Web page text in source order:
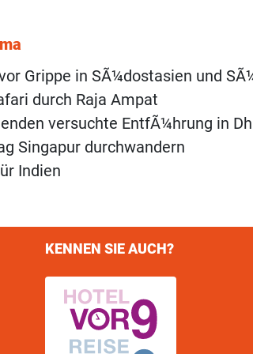
Grippe in SÃ¼dostasien und
durch Raja Ampat
versuchte EntfÃ¼hrung in
Singapur durchwandern
Indien
KENNEN SIE AUCH?